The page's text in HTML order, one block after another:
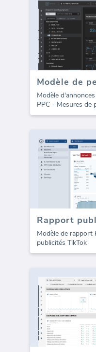
Modèle
PPC - Mesures de
Modèle de rapport
publicités TikTok